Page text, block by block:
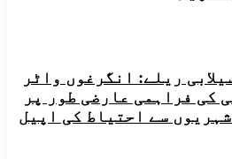
ریلے: انگرغوں واٹر
کی فراہمی عارضی طور پر
سے احتیاط کی اپیل